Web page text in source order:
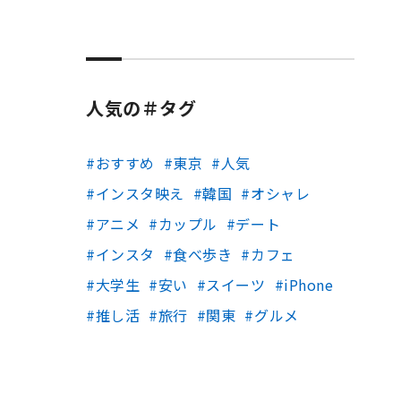
人気の＃タグ
おすすめ 東京
人気
インスタ映え
韓国
オシャレ
アニメ
カップル
デート
インスタ
食べ歩き
カフェ
大学生
安い スイーツ
iPhone
推し活
旅行 関東 グルメ